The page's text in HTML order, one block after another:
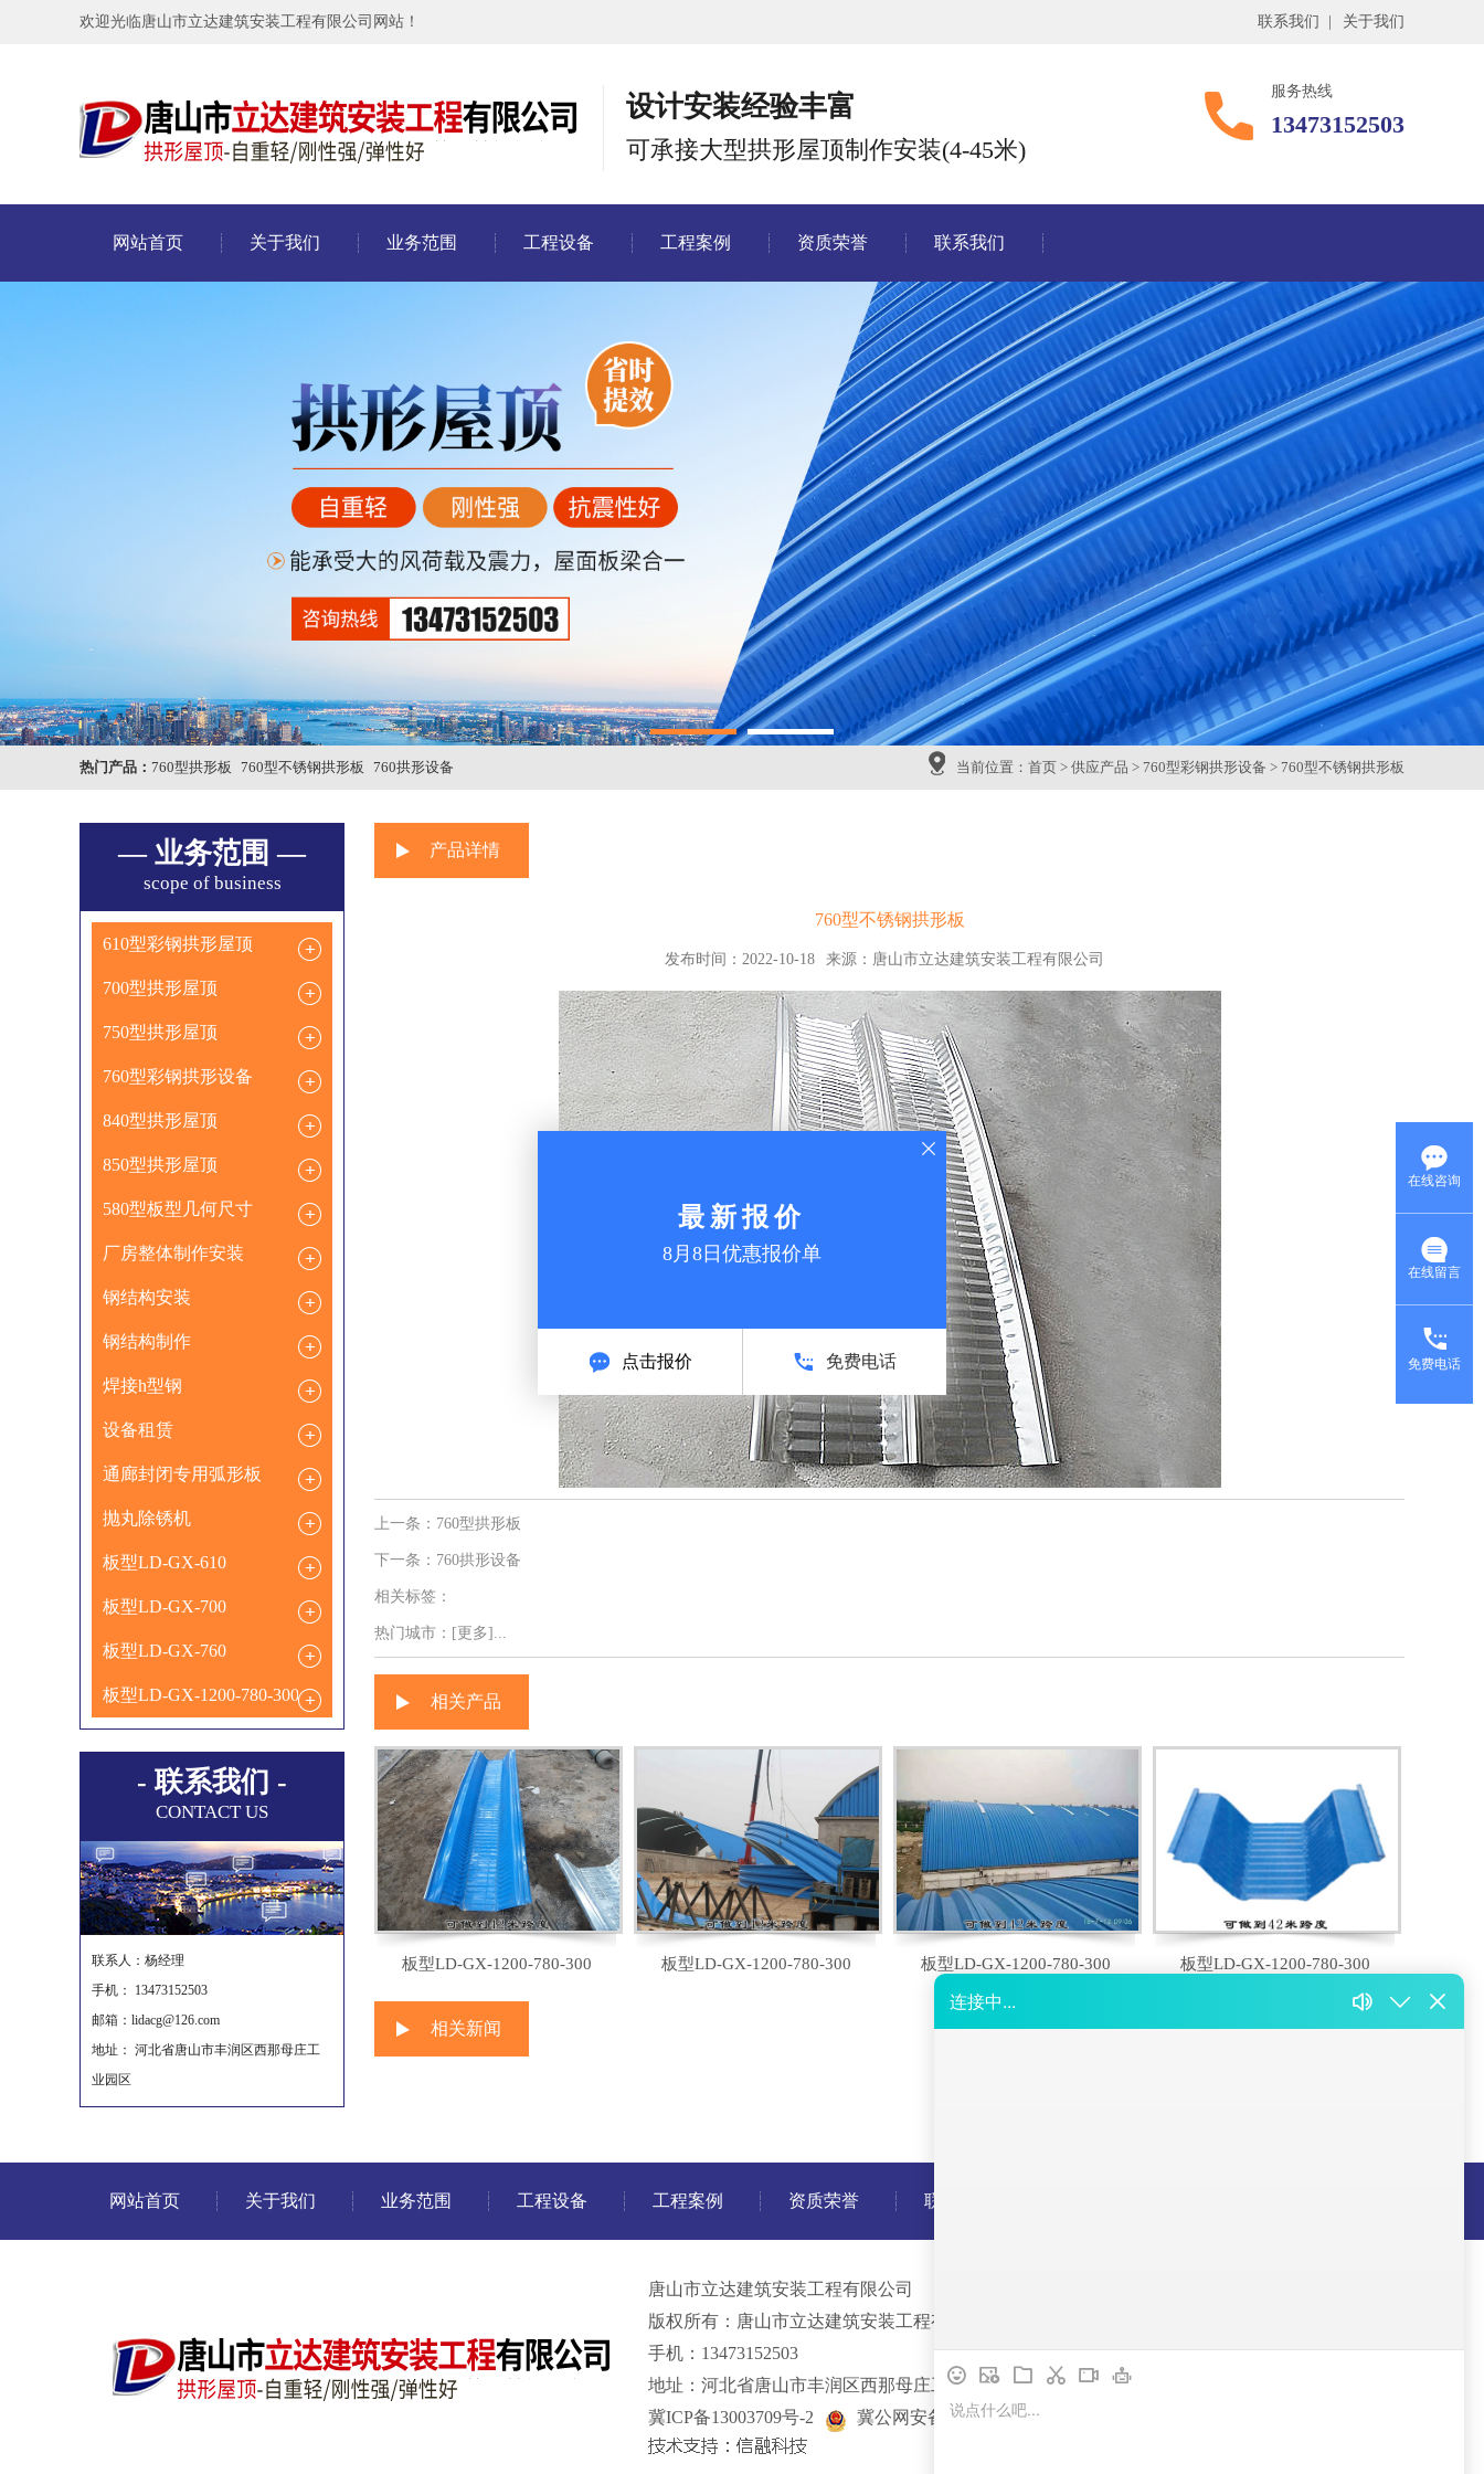
欢迎光临唐山市立达建筑安装工程有限公司网站！ 联系我们 关于我们
设计安装经验丰富
可承接大型拱形屋顶制作安装(4-45米)
服务热线
13473152503
网站首页 关于我们 业务范围 工程设备 工程案例 资质荣誉 联系我们
当前位置： 首页 > 供应产品 > 760型彩钢拱形设备 > 760型不锈钢拱形板
热门产品： 760型拱形板 760型不锈钢拱形板 760拱形设备
— 业务范围 —
scope of business
610型彩钢拱形屋顶
700型拱形屋顶
750型拱形屋顶
760型彩钢拱形设备
840型拱形屋顶
850型拱形屋顶
580型板型几何尺寸
厂房整体制作安装
钢结构安装
钢结构制作
焊接h型钢
设备租赁
通廊封闭专用弧形板
抛丸除锈机
板型LD-GX-610
板型LD-GX-700
板型LD-GX-760
板型LD-GX-1200-780-300
- 联系我们 -
CONTACT US
联系人：杨经理
手机： 13473152503
邮箱：lidacg@126.com
地址： 河北省唐山市丰润区西那母庄工
业园区
产品详情
760型不锈钢拱形板
发布时间：2022-10-18 来源：唐山市立达建筑安装工程有限公司
上一条： 760型拱形板
下一条： 760拱形设备
相关标签：
热门城市： [更多]...
相关产品
板型LD-GX-1200-780-300 板型LD-GX-1200-780-300 板型LD-GX-1200-780-300 板型LD-GX-1200-780-300
相关新闻
网站首页 关于我们 业务范围 工程设备 工程案例 资质荣誉 联系我们
唐山市立达建筑安装工程有限公司
版权所有：唐山市立达建筑安装工程有限公司
手机：13473152503
地址：河北省唐山市丰润区西那母庄工业园区
冀ICP备13003709号-2
冀公网安备 13020802000296号
在线咨询
在线留言
免费电话
最新报价
8月8日优惠报价单
点击报价 免费电话